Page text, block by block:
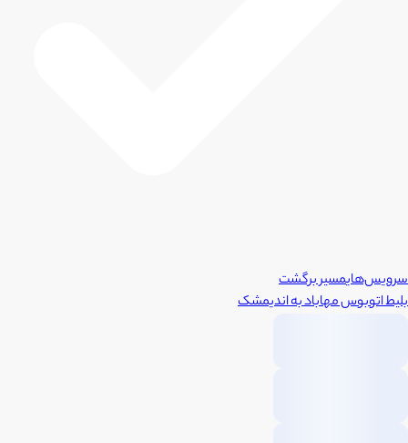
سرویس‌هایمسیر برگشت
بلیط اتوبوسمهابادبهاندیمشک